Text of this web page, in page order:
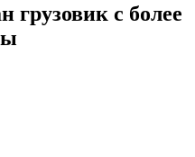
грузовик с более